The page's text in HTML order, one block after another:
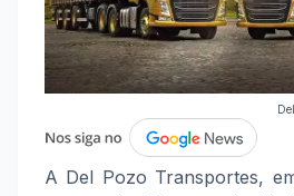
A Del Pozo Transportes,